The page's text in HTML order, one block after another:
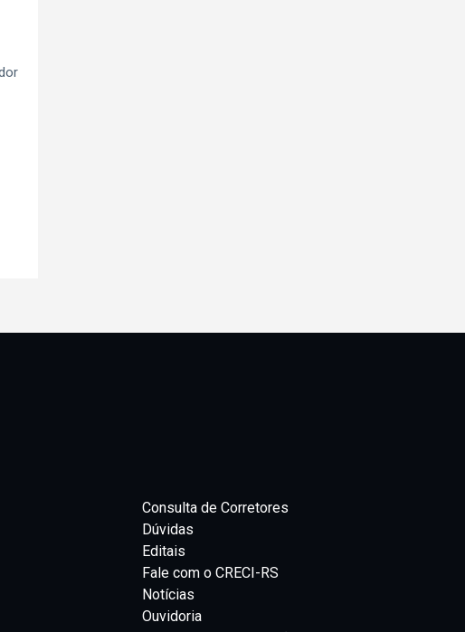
Consulta de Corretores
Dúvidas
Editais
Fale com o CRECI-RS
Notícias
Ouvidoria